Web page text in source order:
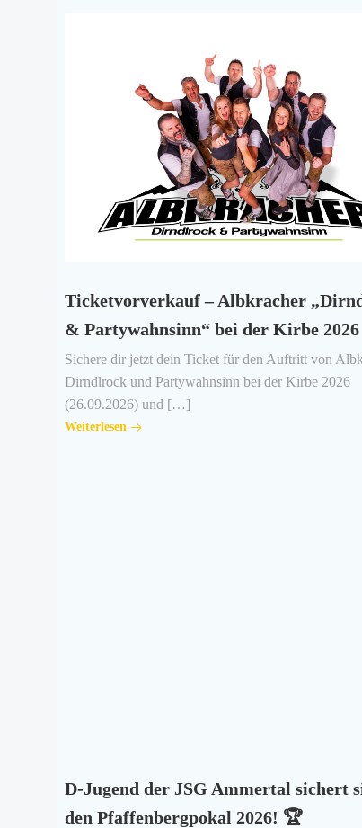
Ticketvorverkauf – Albkracher
& Partywahnsinn“ bei der Kirbe 2026
Sichere dir jetzt dein Ticket für den Auftritt von
Dirndlrock und Partywahnsinn bei der Kirbe 2026
(26.09.2026) und […]
Weiterlesen
D-Jugend der JSG Ammertal sichert
den Pfaffenbergpokal 2026! 🏆